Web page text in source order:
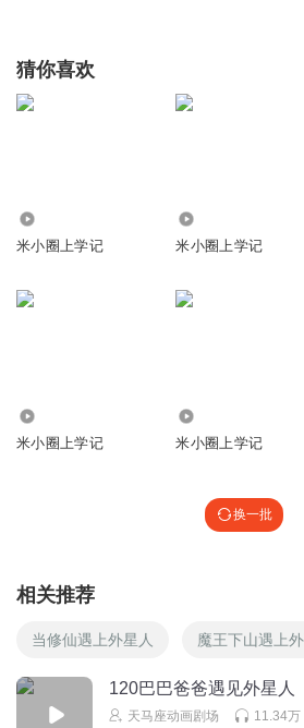
在书中潜伏的人
👍
猜你喜欢
米小圈上学记 米小圈上学记
米小圈上学记 米小圈上学记
换一批
相关推荐
当修仙遇上外星人 魔王下山遇上
120巴巴爸爸遇见外星人
天马座动画剧场 11.34万